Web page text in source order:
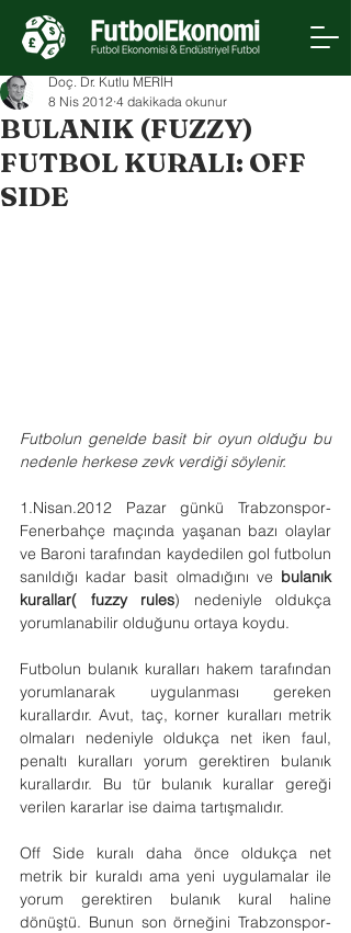
BULANIK (FUZZY)
FUTBOL KURALI: OFF
SIDE
Doç. Dr. Kutlu MERİH
8 Nis 2012 4 dakikada okunur
Futbolun genelde basit bir oyun olduğu bu
nedenle herkese zevk verdiği söylenir.
1.Nisan.2012 Pazar günkü Trabzonspor-
Fenerbahçe maçında yaşanan bazı olaylar
ve Baroni tarafından kaydedilen gol futbolun
sanıldığı kadar basit olmadığını ve bulanık
kurallar( fuzzy rules) nedeniyle oldukça
yorumlanabilir olduğunu ortaya koydu.
Futbolun bulanık kuralları hakem tarafından
yorumlanarak uygulanması gereken
kurallardır. Avut, taç, korner kuralları metrik
olmaları nedeniyle oldukça net iken faul,
penaltı kuralları yorum gerektiren bulanık
kurallardır. Bu tür bulanık kurallar gereği
verilen kararlar ise daima tartışmalıdır.
Off Side kuralı daha önce oldukça net
metrik bir kuraldı ama yeni uygulamalar ile
yorum gerektiren bulanık kural haline
dönüştü. Bunun son örneğini Trabzonspor-